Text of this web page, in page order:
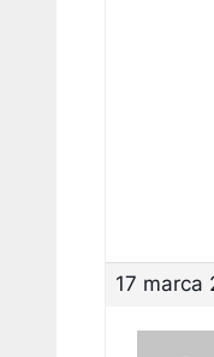
17 marca